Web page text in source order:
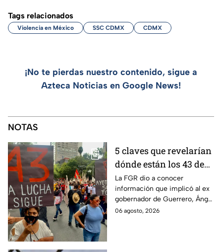
Tags relacionados
Violencia en México SSC CDMX CDMX
¡No te pierdas nuestro contenido, sigue a
Azteca Noticias en Google News!
NOTAS
5 claves que revelarían
dónde están los 43 de
Ayotzinapa tras
captura de Ángel
Aguirre, ex gobernador
de Guerrero
La FGR dio a conocer
información que implicó al ex
gobernador de Guerrero, Ángel
Aguirre, quien fue detenido
06 agosto, 2026